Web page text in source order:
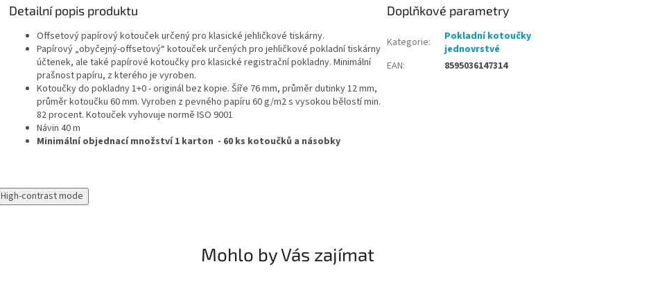
Detailní popis produktu
Offsetový papírový kotouček určený pro klasické jehličkové tiskárny.
Papírový „obyčejný-offsetový“ kotouček určených pro jehličkové pokladní tiskárny
účtenek, ale také papírové kotoučky pro klasické registrační pokladny. Minimální
prašnost papíru, z kterého je vyroben.
Kotoučky do pokladny 1+0 - originál bez kopie. Šíře 76 mm, průměr dutinky 12 mm,
průměr kotoučku 60 mm. Vyroben z pevného papíru 60 g/m2 s vysokou bělostí min.
82 procent. Kotouček vyhovuje normě ISO 9001
Návin 40 m
Minimální objednací množství 1 karton - 60 ks kotoučků a násobky
Doplňkové parametry
Kategorie:
Pokladní kotoučky
jednovrstvé
EAN: 8595036147314
High-contrast mode
Mohlo by Vás zajímat